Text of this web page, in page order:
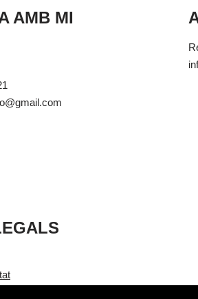
AMB MI